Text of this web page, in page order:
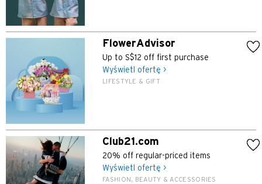
FlowerAdvisor
Up to S$12 off first purchase
Wyświetl ofertę >
LIFESTYLE & GIFT
Club21.com
20% off regular-priced items
Wyświetl ofertę >
FASHION, BEAUTY & ACCESSORIES